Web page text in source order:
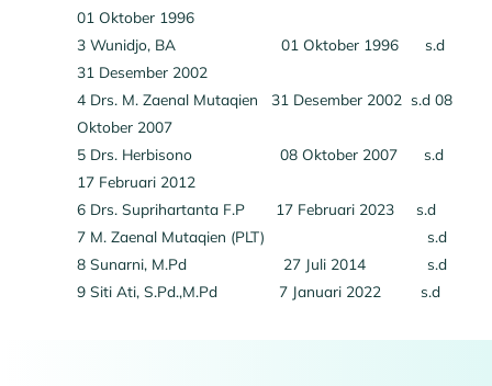
01 Oktober 1996
3 Wunidjo, BA 01 Oktober 1996 s.d
31 Desember 2002
4 Drs. M. Zaenal Mutaqien 31 Desember 2002 s.d 08
Oktober 2007
5 Drs. Herbisono 08 Oktober 2007 s.d
17 Februari 2012
6 Drs. Suprihartanta F.P 17 Februari 2023 s.d
7 M. Zaenal Mutaqien (PLT) s.d
8 Sunarni, M.Pd 27 Juli 2014 s.d
9 Siti Ati, S.Pd.,M.Pd 7 Januari 2022 s.d